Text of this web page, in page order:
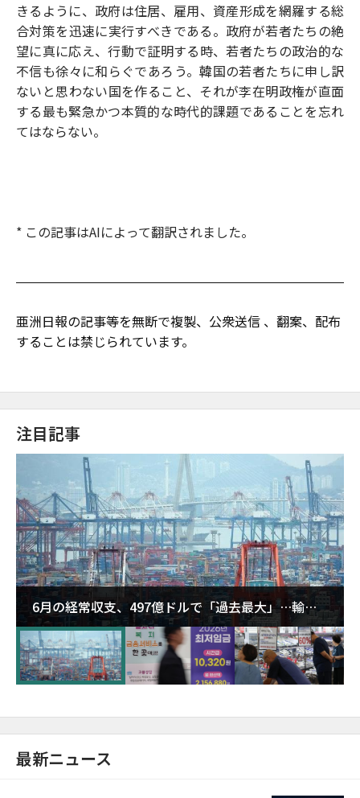
きるように、政府は住居、雇用、資産形成を網羅する総
合対策を迅速に実行すべきである。政府が若者たちの絶
望に真に応え、行動で証明する時、若者たちの政治的な
不信も徐々に和らぐであろう。韓国の若者たちに申し訳
ないと思わない国を作ること、それが李在明政権が直面
する最も緊急かつ本質的な時代的課題であることを忘れ
てはならない。
* この記事はAIによって翻訳されました。
亜洲日報の記事等を無断で複製、公衆送信 、翻案、配布
することは禁じられています。
注目記事
6月の経常収支、497億ドルで「過去最大」…輸出
が初の1000億ドル突破
最新ニュース